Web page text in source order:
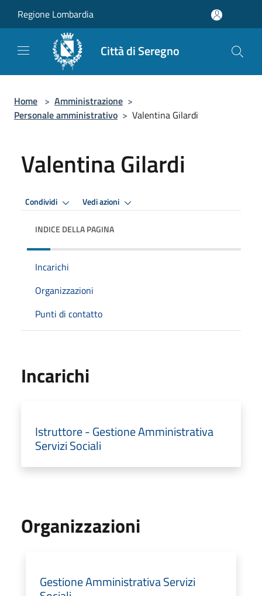
Regione Lombardia
Città di Seregno
Home > Amministrazione >
Personale amministrativo > Valentina Gilardi
Valentina Gilardi
Condividi Vedi azioni
INDICE DELLA PAGINA
Incarichi
Organizzazioni
Punti di contatto
Incarichi
Istruttore - Gestione Amministrativa
Servizi Sociali
Organizzazioni
Gestione Amministrativa Servizi